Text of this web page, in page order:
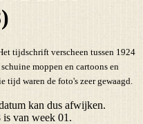
tijdschrift verscheen tussen 1924
moppen en cartoons en
tijd waren de foto's zeer gewaagd.
kan dus afwijken.
van week 01.